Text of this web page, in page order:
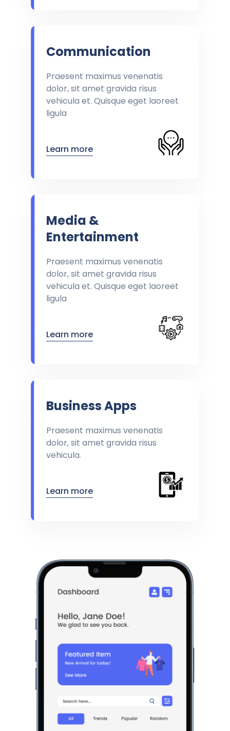
Communication
Praesent maximus venenatis
dolor, sit amet gravida risus
vehicula et. Quisque eget laoreet
ligula
Learn more
Media &
Entertainment
Praesent maximus venenatis
dolor, sit amet gravida risus
vehicula et. Quisque eget laoreet
ligula
Learn more
Business Apps
Praesent maximus venenatis
dolor, sit amet gravida risus
vehicula.
Learn more